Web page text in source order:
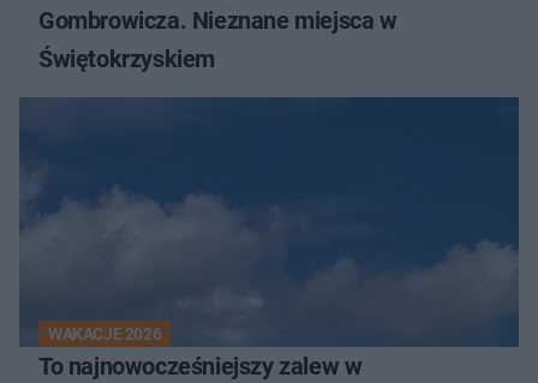
Gombrowicza. Nieznane miejsca w
Świętokrzyskiem
WAKACJE 2026
To najnowocześniejszy zalew w